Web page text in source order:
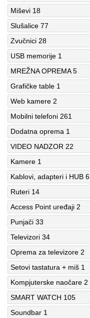
Miševi 18
Slušalice 77
Zvučnici 28
USB memorije 1
MREŽNA OPREMA 5
Grafičke table 1
Web kamere 2
Mobilni telefoni 261
Dodatna oprema 1
VIDEO NADZOR 22
Kamere 1
Kablovi, adapteri i HUB 6
Ruteri 14
Access Point uređaji 2
Punjači 33
Televizori 34
Oprema za televizore 2
Setovi tastatura + miš 1
Kompjuterske naočare 2
SMART WATCH 105
Soundbar 1